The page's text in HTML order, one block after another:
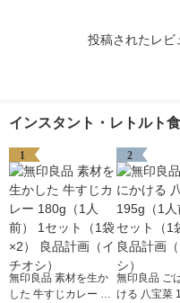
投稿されたレビ
インスタント・レトルト
1
無印良品 素材を生か
した 牛すじカレー 18
2
無印良品 ご
ける 八宝菜